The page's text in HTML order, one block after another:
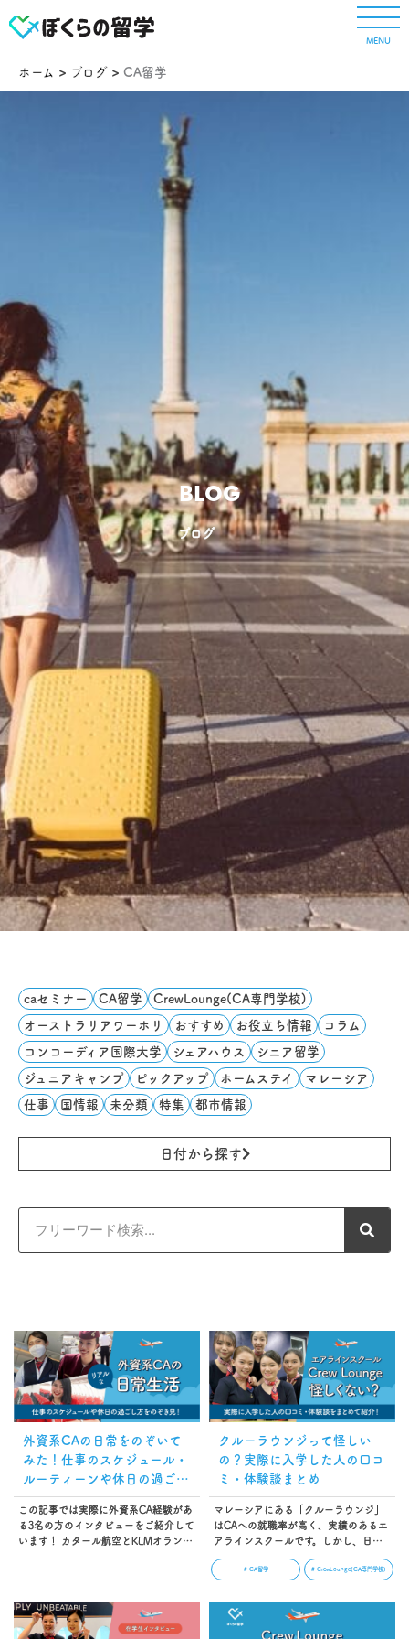
容
キ
MENU
ホーム ブログ CA留学
BLOG
ブログ
caセミナー CA留学 CrewLounge(CA専門学校)
オーストラリアワーホリ おすすめ お役立ち情報 コラム
コンコーディア国際大学 シェアハウス シニア留学
ジュニアキャンプ ピックアップ ホームステイ マレーシア
仕事 国情報 未分類 特集 都市情報
日付から探す
外資系CAの日常をのぞいて
みた！仕事のスケジュール・
ルーティーンや休日の過ごし
方
この記事では実際に外資系CA経験があ
る3名の方のインタビューをご紹介して
います！ カタール航空とKLMオランダ
CA留学を目指す人必見の内容になって
います。ぜひ参考にしてください
ね！…
クルーラウンジって怪しい
の？実際に入学した人の口コ
ミ・体験談まとめ
マレーシアにある「クルーラウンジ」
はCAへの就職率が高く、実績のあるエ
アラインスクールです。しかし、日本
どの知名度はまだなく、「実際どうな
る方もいることでしょう。本記事で
は、実際にクルーラウンジに入学した
人の口コミや体験談をまとめて紹介し
# CA留学 # CrewLounge(CA専門学校)